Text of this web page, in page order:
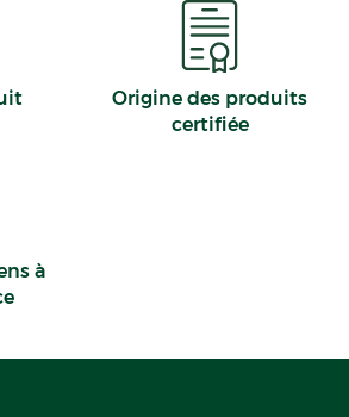
Origine des produits
certifiée
à